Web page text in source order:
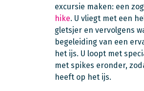
excursie maken: een
hike. U vliegt met een
gletsjer en vervolgens
begeleiding van een
het ijs. U loopt met
met spikes eronder,
heeft op het ijs.